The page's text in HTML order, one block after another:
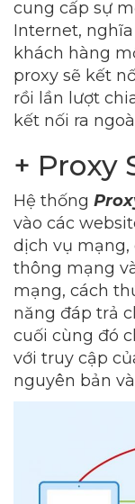
cung cấp sự
Internet,
khách hàng
proxy sẽ kết
rồi lần lượt
kết nối ra
+ Proxy
Hệ thống
vào các
dịch vụ mạng,
thông mạng
mạng, cách
năng đáp trả
cuối cùng đó
với truy cập
nguyên bản